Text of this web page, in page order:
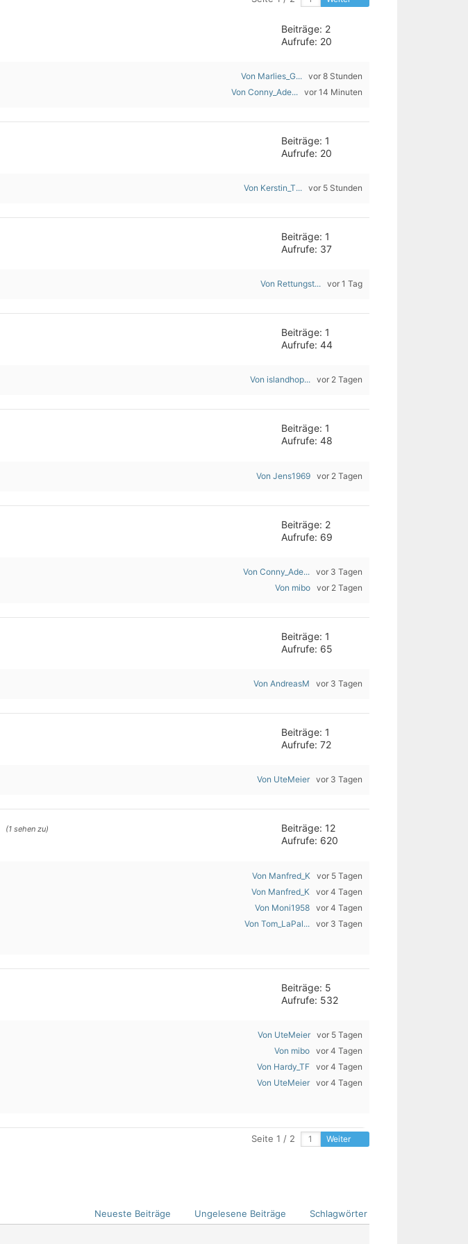
Beiträge: 2
Aufrufe: 20
Von Marlies_G... vor 8 Stunden
Von Conny_Ade... vor 14 Minuten
Beiträge: 1
Aufrufe: 20
Von Kerstin_T... vor 5 Stunden
Beiträge: 1
Aufrufe: 37
Von Rettungst... vor 1 Tag
Beiträge: 1
Aufrufe: 44
Von islandhop... vor 2 Tagen
Beiträge: 1
Aufrufe: 48
Von Jens1969 vor 2 Tagen
Beiträge: 2
Aufrufe: 69
Von Conny_Ade... vor 3 Tagen
Von mibo vor 2 Tagen
Beiträge: 1
Aufrufe: 65
Von AndreasM vor 3 Tagen
Beiträge: 1
Aufrufe: 72
Von UteMeier vor 3 Tagen
(1 sehen zu)
Beiträge: 12
Aufrufe: 620
Von Manfred_K vor 5 Tagen
Von Manfred_K vor 4 Tagen
Von Moni1958 vor 4 Tagen
Von Tom_LaPal... vor 3 Tagen
Beiträge: 5
Aufrufe: 532
Von UteMeier vor 5 Tagen
Von mibo vor 4 Tagen
Von Hardy_TF vor 4 Tagen
Von UteMeier vor 4 Tagen
Seite 1 / 2 Weiter
Neueste Beiträge Ungelesene Beiträge Schlagwörter